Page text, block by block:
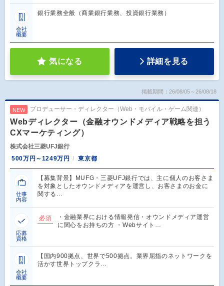
会社
概要
銀行業務全般（商業銀行業務、投資銀行業務）
気になる 詳細を見る
掲載期間：26/08/05～26/08/18
NEW プロデューサー・ディレクター（Web・モバイル・ゲーム関連）
Webディレクター（金融オウンドメディア戦略を担う
CXマーケティング）
株式会社三菱UFJ銀行
500万円～1249万円
東京都
仕事
内容
【募集背景】MUFG・三菱UFJ銀行では、主に個人のお客さま
を対象としたオウンドメディアを運営し、お客さまのお金に
関する…
応募
資格
必須
・金融業界における情報発信・オウンドメディア運営
に関心をお持ちの方 ・Webサイト…
会社
概要
【国内900拠点、世界で500拠点。業界屈指のネットワークを
活かす世界トップクラ…